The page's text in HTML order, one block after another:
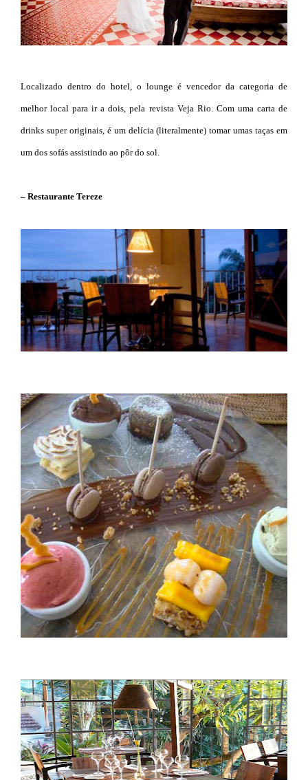
Localizado dentro do hotel, o lounge é vencedor da categoria de
melhor local para ir a dois, pela revista Veja Rio. Com uma carta de
drinks super originais, é um delícia (literalmente) tomar umas taças em
um dos sofás assistindo ao pôr do sol.
– Restaurante Tereze